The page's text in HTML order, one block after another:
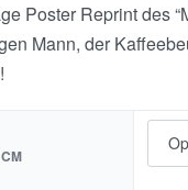
Poster Reprint des
Mann, der